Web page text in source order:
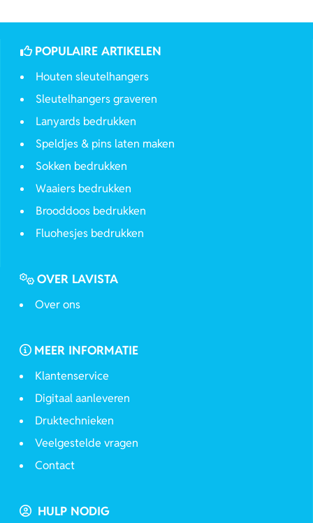
POPULAIRE ARTIKELEN
Houten sleutelhangers
Sleutelhangers graveren
Lanyards bedrukken
Speldjes & pins laten maken
Sokken bedrukken
Waaiers bedrukken
Brooddoos bedrukken
Fluohesjes bedrukken
OVER LAVISTA
Over ons
MEER INFORMATIE
Klantenservice
Digitaal aanleveren
Druktechnieken
Veelgestelde vragen
Contact
HULP NODIG